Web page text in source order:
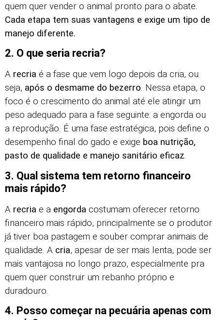
quem quer vender o animal pronto para o abate.
Cada etapa tem suas vantagens e exige um tipo de
manejo diferente.
2. O que seria recria?
A recria é a fase que vem logo depois da cria, ou
seja, após o desmame do bezerro. Nessa etapa, o
foco é o crescimento do animal até ele atingir um
peso adequado para a fase seguinte: a engorda ou
a reprodução. É uma fase estratégica, pois define o
desempenho final do gado e exige boa nutrição,
pasto de qualidade e manejo sanitário eficaz.
3. Qual sistema tem retorno financeiro
mais rápido?
A recria e a engorda costumam oferecer retorno
financeiro mais rápido, principalmente se o produtor
já tiver boa pastagem e souber comprar animais de
qualidade. A cria, apesar de ser mais lenta, pode ser
mais vantajosa no longo prazo, especialmente pra
quem quer construir um rebanho próprio e
duradouro.
4. Posso começar na pecuária apenas com